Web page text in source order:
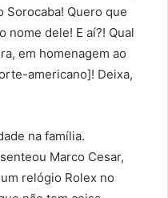
Sorocaba! Quero que
nome dele! E aí?! Qual
em homenagem ao
americano]! Deixa,
na família.
Marco Cesar,
relógio Rolex no